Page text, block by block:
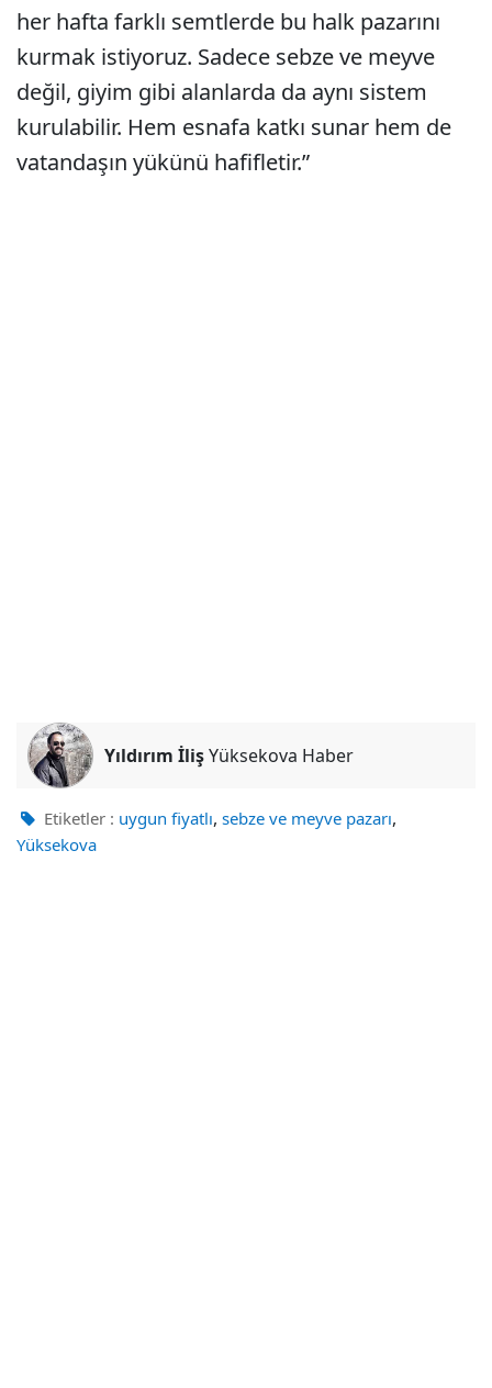
her hafta farklı semtlerde bu halk pazarını
kurmak istiyoruz. Sadece sebze ve meyve
değil, giyim gibi alanlarda da aynı sistem
kurulabilir. Hem esnafa katkı sunar hem de
vatandaşın yükünü hafifletir.”
Yıldırım İlişYüksekova Haber
Etiketler : uygun fiyatlı, sebze ve meyve pazarı,
Yüksekova